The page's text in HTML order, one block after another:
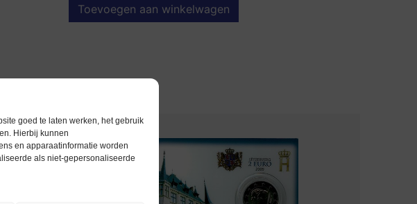
goed te laten werken, het gebruik
Hierbij kunnen
en apparaatinformatie worden
als niet-gepersonaliseerde
Toevoegen aan winkelwagen